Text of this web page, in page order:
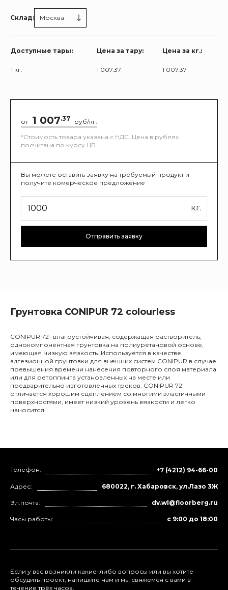
Склад: Москва
Доступные тары: Цена за тару: Цена за кг.:
1 кг. 1 007.37 1 007.37
от 1 007.37
руб/кг.
*Стоимость товара указана с НДС. Цена в рублях
посчитана по курсу ЦБ.
Вы можете оставить заявку на требуемый продукт и
получите комерческое предложение
кг.
Отправить заявку
Грунтовка CONIPUR 72 colourless
CONIPUR 72- влагоустойчивая, содержащая растворитель,
однокомпонентная грунтовка на полиуретановой основе,
имеющая низкую вязкость. Используется в качестве
адгезионной грунтовки для внешних систем CONIPUR в случае
превышения времени нанесения повторного слоя материала
или для ретоппинга установленных на месте или
предварительно изготовленных треков. CONIPUR 72
отличается хорошим сцеплением со многими эластичными
поверхностями, имеет низкий уровень вязкости и легко
наносится.
Телефон: +7 (4212) 94-66-00
Адрес: 680022, г. Хабаровск, ул.Лазо 3Ж
Эл.почта: dv.wl@floorberg.ru
Часы работы: с 9:00 до 18:00
Если у вас возникли какие-либо вопросы или вы хотите
обсудить проект, напишите нам и мы свяжемся с вами в
течение трёх часов.